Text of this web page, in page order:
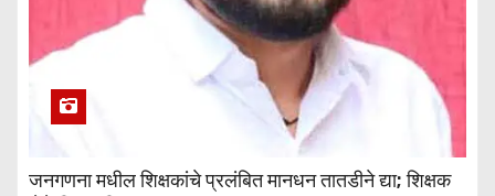
जनगणना मधील शिक्षकांचे प्रलंबित मानधन तातडीने द्या; शिक्षक